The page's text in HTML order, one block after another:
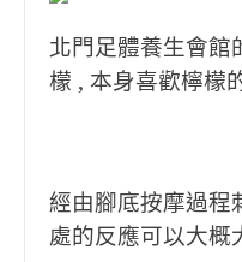
北門足體養生會館
檬 , 本身喜歡檸檬
經由腳底按摩過程
處的反應可以大概